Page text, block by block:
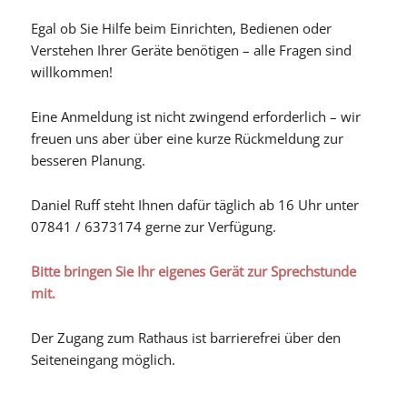
Egal ob Sie Hilfe beim Einrichten, Bedienen oder
Verstehen Ihrer Geräte benötigen – alle Fragen sind
willkommen!
Eine Anmeldung ist nicht zwingend erforderlich – wir
freuen uns aber über eine kurze Rückmeldung zur
besseren Planung.
Daniel Ruff steht Ihnen dafür täglich ab 16 Uhr unter
07841 / 6373174 gerne zur Verfügung.
Bitte bringen Sie Ihr eigenes Gerät zur Sprechstunde
mit.
Der Zugang zum Rathaus ist barrierefrei über den
Seiteneingang möglich.